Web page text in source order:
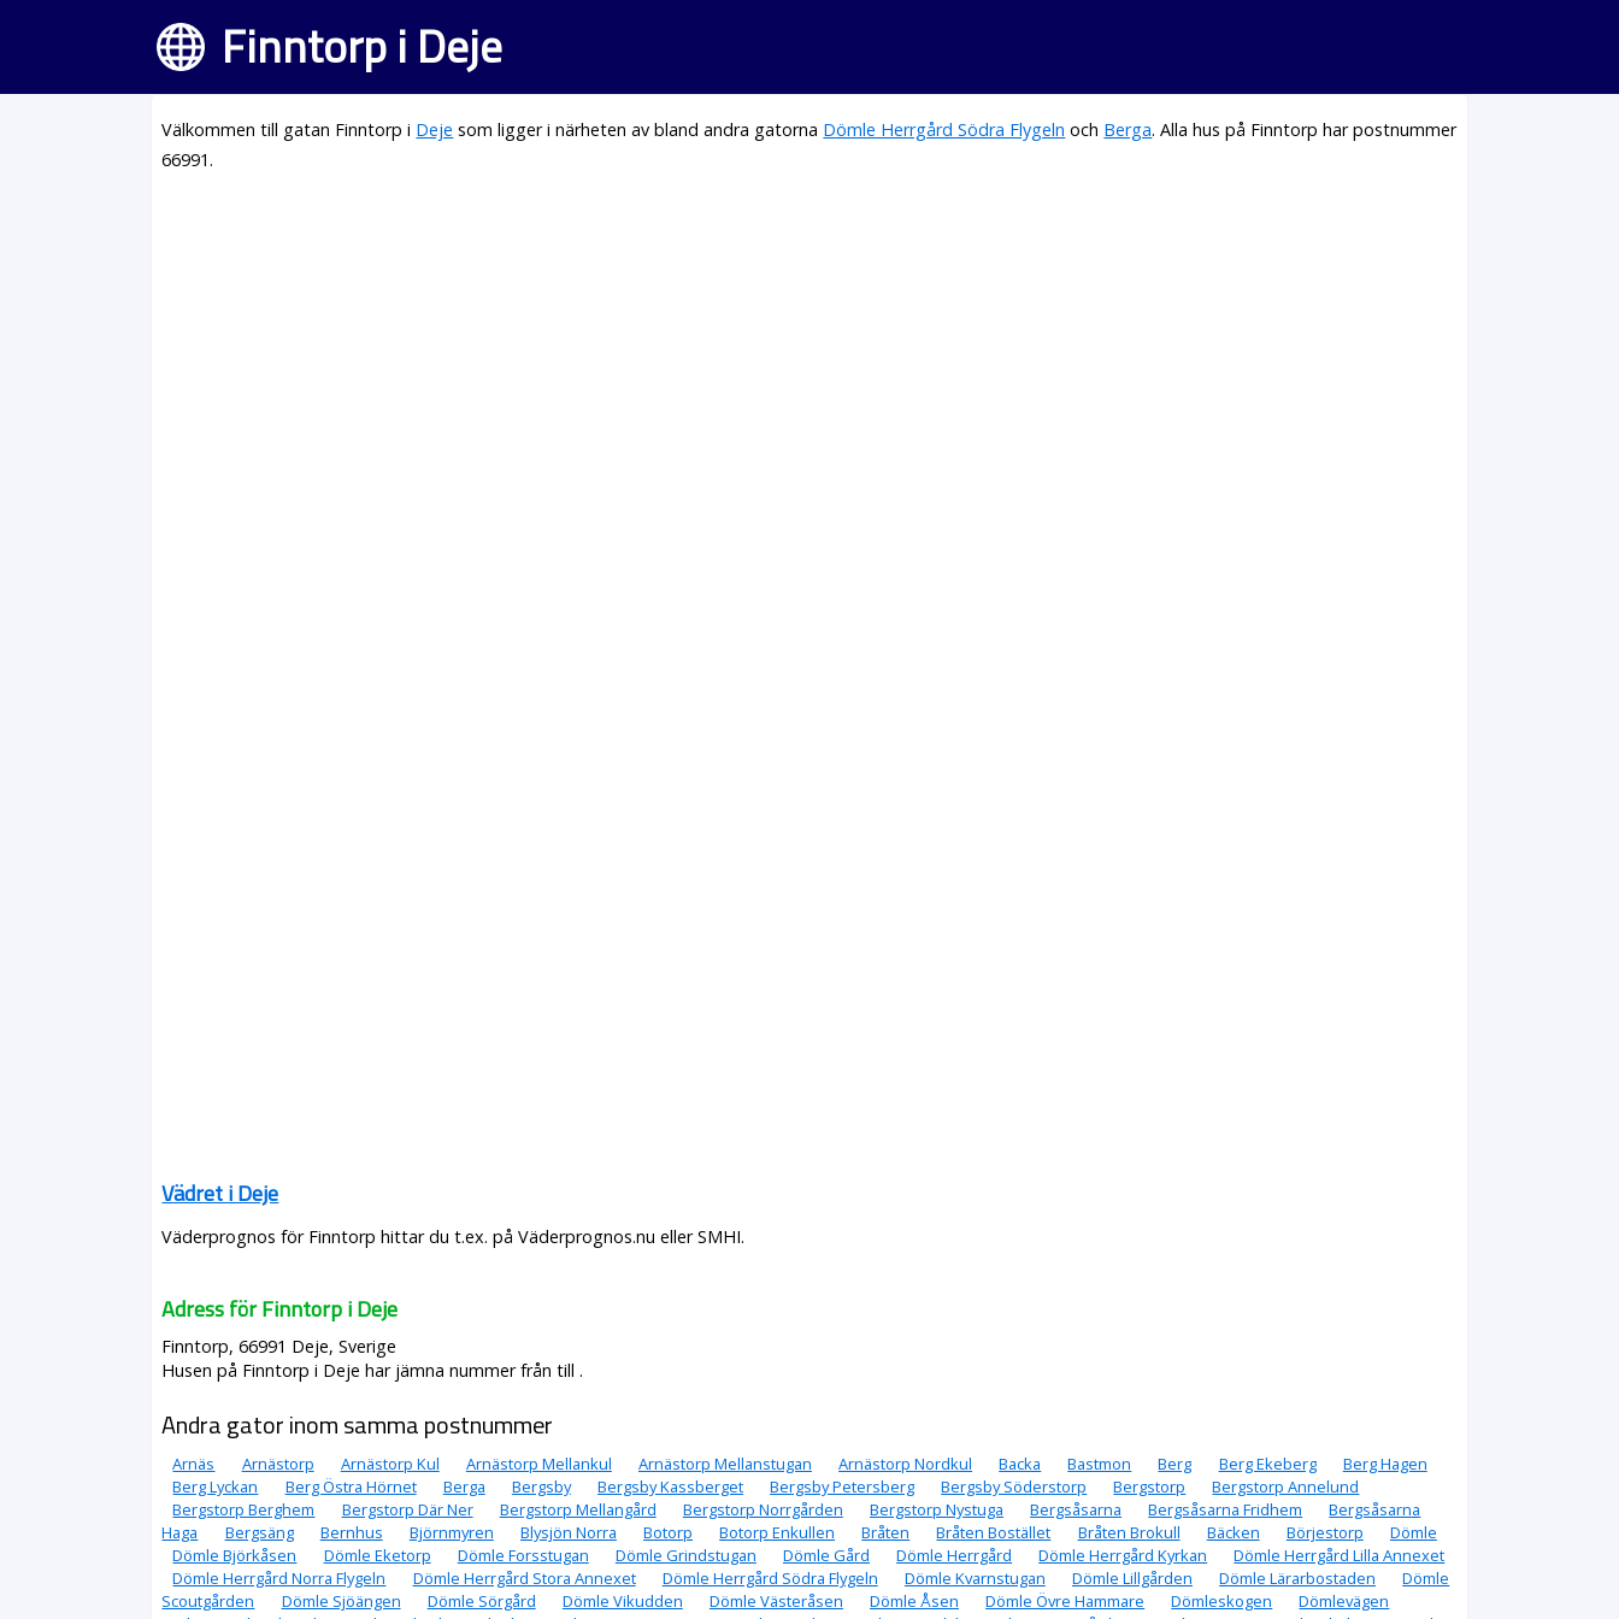
Finntorp i Deje
Välkommen till gatan Finntorp i Deje som ligger i närheten av bland andra gatorna Dömle Herrgård Södra Flygeln och Berga. Alla hus på Finntorp har postnummer
66991.
Vädret i Deje
Väderprognos för Finntorp hittar du t.ex. på Väderprognos.nu eller SMHI.
Adress för Finntorp i Deje
Finntorp, 66991 Deje, Sverige
Husen på Finntorp i Deje har jämna nummer från till .
Andra gator inom samma postnummer
Arnäs Arnästorp Arnästorp Kul Arnästorp Mellankul Arnästorp Mellanstugan Arnästorp Nordkul Backa Bastmon Berg Berg Ekeberg
Berg Hagen
Berg Lyckan
Berg Östra Hörnet Berga Bergsby Bergsby Kassberget Bergsby Petersberg Bergsby Söderstorp Bergstorp
Bergstorp Annelund
Bergstorp Berghem
Bergstorp Där Ner Bergstorp Mellangård Bergstorp Norrgården Bergstorp Nystuga Bergsåsarna Bergsåsarna Fridhem
Bergsåsarna
Haga
Bergsäng Bernhus Björnmyren Blysjön Norra Botorp Botorp Enkullen Bråten Bråten Bostället Bråten Brokull Bäcken Börjestorp
Dömle
Dömle Björkåsen
Dömle Eketorp Dömle Forsstugan Dömle Grindstugan Dömle Gård Dömle Herrgård Dömle Herrgård Kyrkan
Dömle Herrgård Lilla Annexet
Dömle Herrgård Norra Flygeln
Dömle Herrgård Stora Annexet Dömle Herrgård Södra Flygeln Dömle Kvarnstugan Dömle Lillgården Dömle Lärarbostaden
Dömle
Scoutgården
Dömle Sjöängen Dömle Sörgård Dömle Vikudden Dömle Västeråsen Dömle Åsen Dömle Övre Hammare Dömleskogen
Dömlevägen